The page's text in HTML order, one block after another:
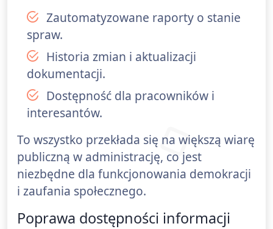
Zautomatyzowane raporty o stanie
spraw.
Historia zmian i aktualizacji
dokumentacji.
Dostępność dla pracowników i
interesantów.
To wszystko przekłada się na większą wiarę
publiczną w administrację, co jest
niezbędne dla funkcjonowania demokracji
i zaufania społecznego.
Poprawa dostępności informacji